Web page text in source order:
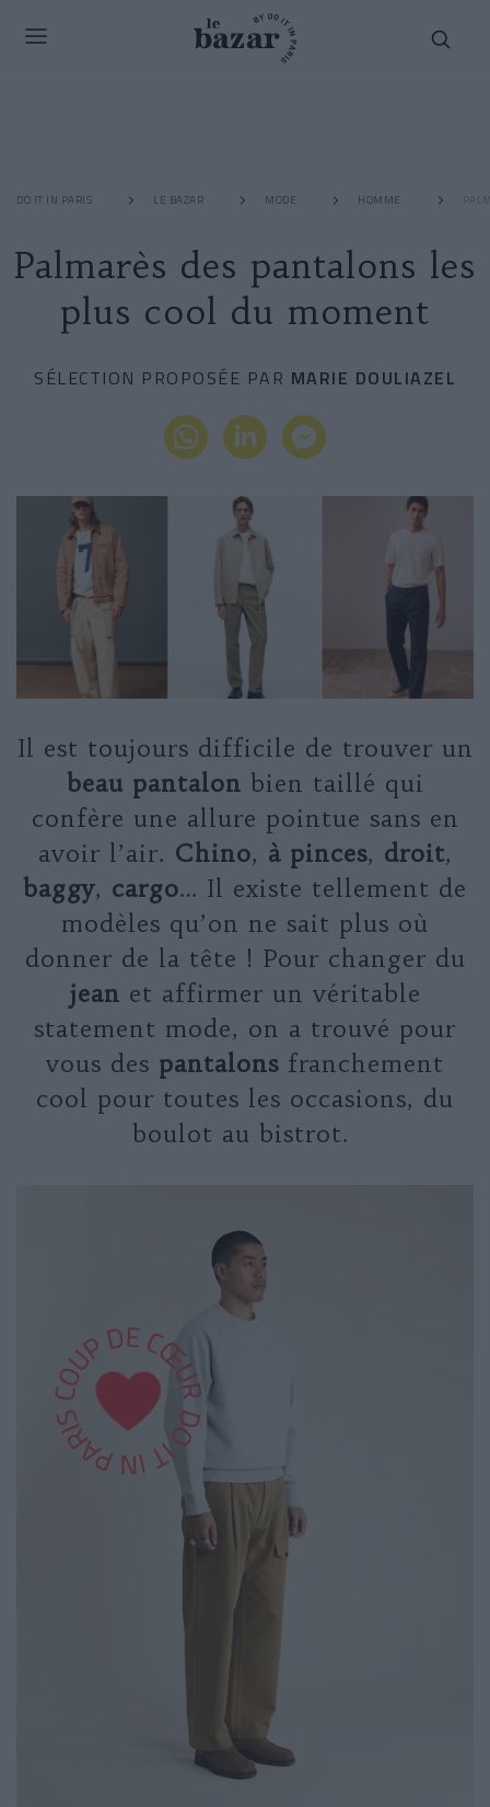
DO IT IN PARIS LE BAZAR MODE HOMME
Palmarès des pantalons les
plus cool du moment
SÉLECTION PROPOSÉE PAR MARIE DOULIAZEL
Il est toujours difficile de trouver un
beau pantalon bien taillé qui
confère une allure pointue sans en
avoir l’air. Chino, à pinces, droit,
baggy, cargo… Il existe tellement de
modèles qu’on ne sait plus où
donner de la tête ! Pour changer du
jean et affirmer un véritable
statement mode, on a trouvé pour
vous des pantalons franchement
cool pour toutes les occasions, du
boulot au bistrot.